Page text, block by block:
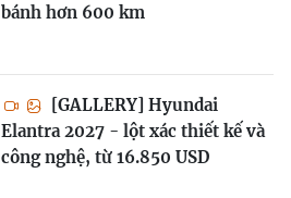
bánh hơn 600 km
[GALLERY] Hyundai
Elantra 2027 - lột xác thiết kế và
công nghệ, từ 16.850 USD